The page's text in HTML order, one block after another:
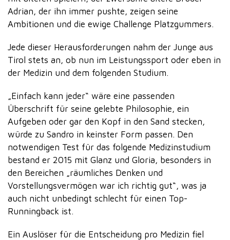
Adrian, der ihn immer pushte, zeigen seine
Ambitionen und die ewige Challenge Platzgummers.
Jede dieser Herausforderungen nahm der Junge aus
Tirol stets an, ob nun im Leistungssport oder eben in
der Medizin und dem folgenden Studium.
„Einfach kann jeder“ wäre eine passenden
Überschrift für seine gelebte Philosophie, ein
Aufgeben oder gar den Kopf in den Sand stecken,
würde zu Sandro in keinster Form passen. Den
notwendigen Test für das folgende Medizinstudium
bestand er 2015 mit Glanz und Gloria, besonders in
den Bereichen „räumliches Denken und
Vorstellungsvermögen war ich richtig gut“, was ja
auch nicht unbedingt schlecht für einen Top-
Runningback ist.
Ein Auslöser für die Entscheidung pro Medizin fiel